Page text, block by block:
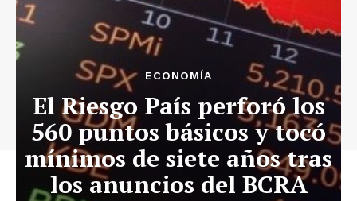
ECONOMÍA
El Riesgo País perforó los
560 puntos básicos y tocó
mínimos de siete años tras
los anuncios del BCRA